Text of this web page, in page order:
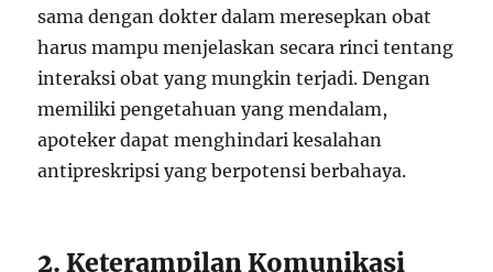
sama dengan dokter dalam meresepkan obat
harus mampu menjelaskan secara rinci tentang
interaksi obat yang mungkin terjadi. Dengan
memiliki pengetahuan yang mendalam,
apoteker dapat menghindari kesalahan
antipreskripsi yang berpotensi berbahaya.
2. Keterampilan Komunikasi